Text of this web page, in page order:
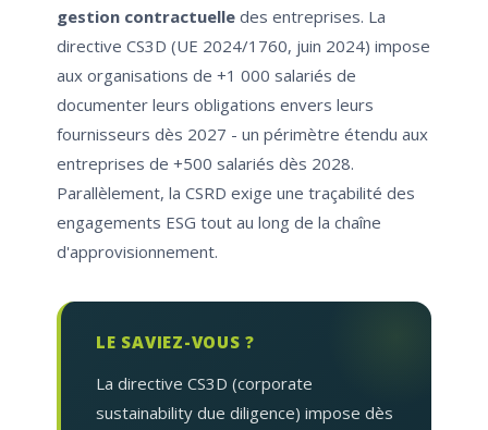
gestion contractuelle des entreprises. La
directive CS3D (UE 2024/1760, juin 2024) impose
aux organisations de +1 000 salariés de
documenter leurs obligations envers leurs
fournisseurs dès 2027 - un périmètre étendu aux
entreprises de +500 salariés dès 2028.
Parallèlement, la CSRD exige une traçabilité des
engagements ESG tout au long de la chaîne
d'approvisionnement.
LE SAVIEZ-VOUS ?
La directive CS3D (corporate
sustainability due diligence) impose dès